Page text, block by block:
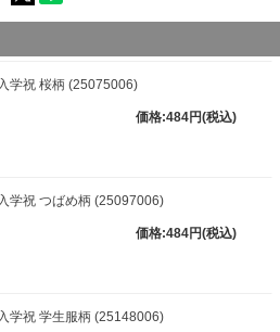
学祝 桜柄 (25075006)
価格:484円(税込)
学祝 つばめ柄 (25097006)
価格:484円(税込)
学祝 学生服柄 (25148006)